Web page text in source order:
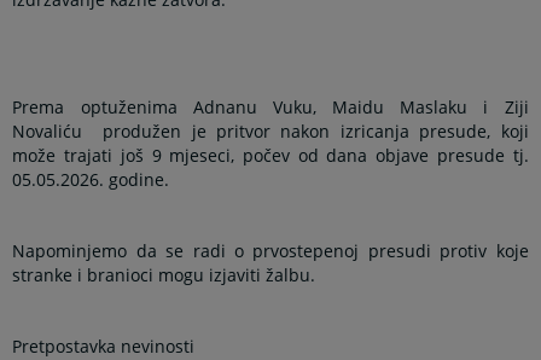
Prema optuženima Adnanu Vuku, Maidu Maslaku i Ziji
Novaliću
produžen je pritvor nakon izricanja presude, koji
može trajati još 9 mjeseci, počev od dana objave presude tj.
05.05.2026. godine.
Napominjemo da se radi o prvostepenoj presudi protiv koje
stranke i branioci mogu izjaviti žalbu.
Pretpostavka nevinosti